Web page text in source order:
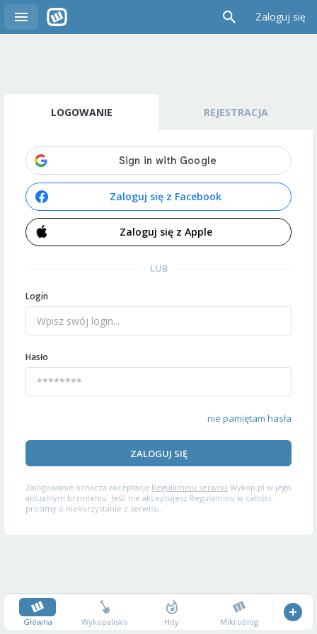
Zaloguj się
LOGOWANIE REJESTRACJA
Zaloguj się z Facebook
Zaloguj się z Apple
LUB
Login
Hasło
nie pamiętam hasła
ZALOGUJ SIĘ
Zalogowanie oznacza akceptację Regulaminu serwisu Wykop.pl w jego
aktualnym brzmieniu. Jeśli nie akceptujesz Regulaminu w całości,
prosimy o niekorzystanie z serwisu.
Główna Wykopalisko Hity Mikroblog